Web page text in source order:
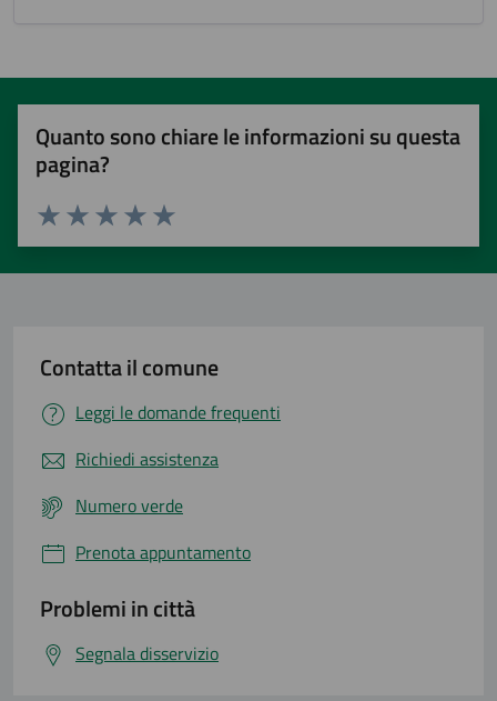
Quanto sono chiare le informazioni su questa
pagina?
Valuta 5 stelle su 5
Valuta 4 stelle su 5
Valuta 3 stelle su 5
Valuta 2 stelle su 5
Valuta 1 stelle su 5
Contatta il comune
Leggi le domande frequenti
Richiedi assistenza
Numero verde
Prenota appuntamento
Problemi in città
Segnala disservizio